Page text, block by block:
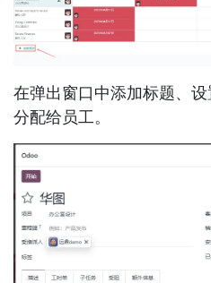
在弹出窗口中添加标题、
分配给员工。